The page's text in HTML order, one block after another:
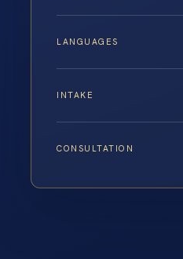
LANGUAGES
INTAKE
CONSULTATION